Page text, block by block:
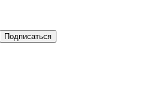
Подписаться